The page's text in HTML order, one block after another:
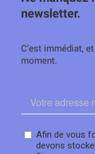
newsletter.
C’est immédiat,
moment.